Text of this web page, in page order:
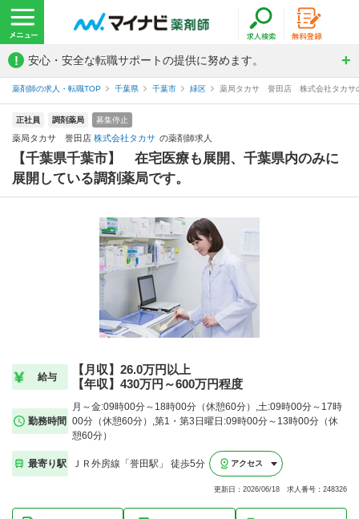
! 安心・安全な転職サポートの提供に努めます。
薬剤師の求人・転職TOP 千葉県 千葉市 緑区 薬局タカサ 誉田店 株式会社タカサ
正社員 調剤薬局 募集停止
薬局タカサ 誉田店 株式会社タカサ の薬剤師求人
【千葉県千葉市】 在宅医療も展開、千葉県内のみに
展開している調剤薬局です。
給与
【月収】26.0万円以上
【年収】430万円～600万円程度
勤務時間
月～金:09時00分～18時00分（休憩60分）,土:09時00分～17時
00分（休憩60分）,第1・第3日曜日:09時00分～13時00分（休
憩60分）
最寄り駅 ＪＲ外房線「誉田駅」 徒歩5分 アクセス
更新日：2026/06/18 求人番号：248326